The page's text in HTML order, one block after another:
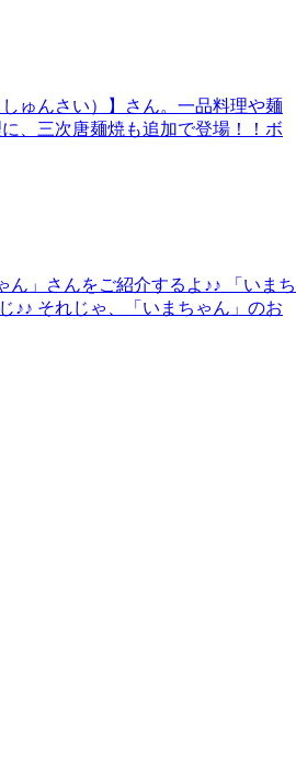
ゅんさい）】さん。一品料理や麺
、三次唐麺焼も追加で登場！！ボ
」さんをご紹介するよ♪♪ 「いまち
♪♪ それじゃ、「いまちゃん」のお